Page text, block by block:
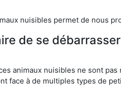
nuisibles permet de nous
de se
animaux nuisibles ne sont
face à de multiples types de